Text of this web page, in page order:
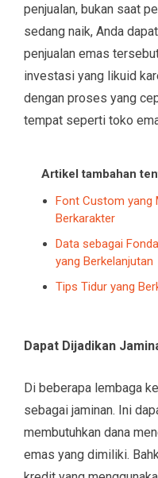
penjualan, bukan saat
sedang naik, Anda
penjualan emas
investasi yang likuid
dengan proses yang
tempat seperti toko
Artikel tambahan
Font Custom yang
Berkarakter
Data sebagai
yang Berkelanjutan
Tips Tidur yang
Dapat Dijadikan
Di beberapa lembaga
sebagai jaminan. Ini
membutuhkan dana
emas yang dimiliki.